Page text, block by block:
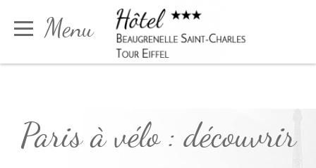
Menu
Réserver
Paris à vélo : découvrir
Panneau de gestion des cookies